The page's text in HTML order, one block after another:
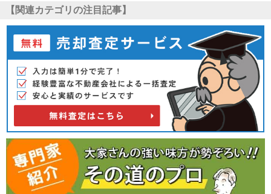
【関連カテゴリの注目記事】